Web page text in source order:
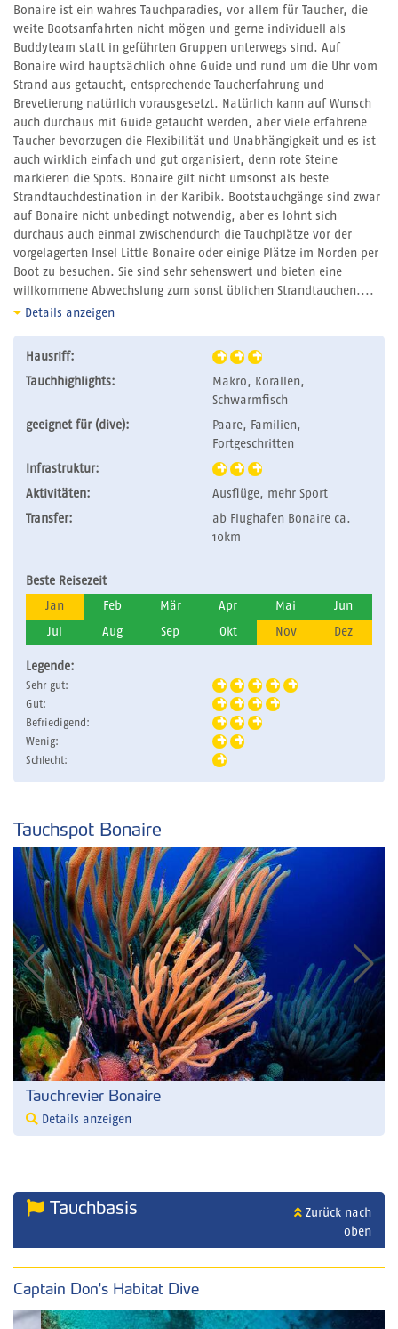
Bonaire ist ein wahres Tauchparadies, vor allem für Taucher, die
weite Bootsanfahrten nicht mögen und gerne individuell als
Buddyteam statt in geführten Gruppen unterwegs sind. Auf
Bonaire wird hauptsächlich ohne Guide und rund um die Uhr vom
Strand aus getaucht, entsprechende Taucherfahrung und
Brevetierung natürlich vorausgesetzt. Natürlich kann auf Wunsch
auch durchaus mit Guide getaucht werden, aber viele erfahrene
Taucher bevorzugen die Flexibilität und Unabhängigkeit und es ist
auch wirklich einfach und gut organisiert, denn rote Steine
markieren die Spots. Bonaire gilt nicht umsonst als beste
Strandtauchdestination in der Karibik. Bootstauchgänge sind zwar
auf Bonaire nicht unbedingt notwendig, aber es lohnt sich
durchaus auch einmal zwischendurch die Tauchplätze vor der
vorgelagerten Insel Little Bonaire oder einige Plätze im Norden per
Boot zu besuchen. Sie sind sehr sehenswert und bieten eine
willkommene Abwechslung zum sonst üblichen Strandtauchen....
Details anzeigen
Hausriff:
Tauchhighlights:
Makro, Korallen,
Schwarmfisch
geeignet für (dive):
Paare, Familien,
Fortgeschritten
Infrastruktur:
Aktivitäten:
Ausflüge, mehr Sport
Transfer:
ab Flughafen Bonaire ca.
10km
Beste Reisezeit
Jan Feb Mär Apr Mai Jun
Jul Aug Sep Okt Nov Dez
Legende:
Sehr gut:
Gut:
Befriedigend:
Wenig:
Schlecht:
Tauchspot Bonaire
Tauchrevier Bonaire
Details anzeigen
Tauchbasis
Zurück nach
oben
Captain Don's Habitat Dive